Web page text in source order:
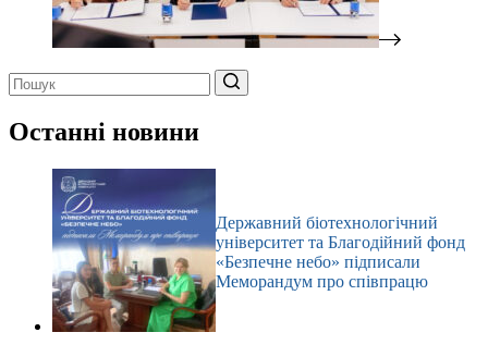
результатів
Останні новини
Державний біотехнологічний
університет та Благодійний фонд
«Безпечне небо» підписали
Меморандум про співпрацю